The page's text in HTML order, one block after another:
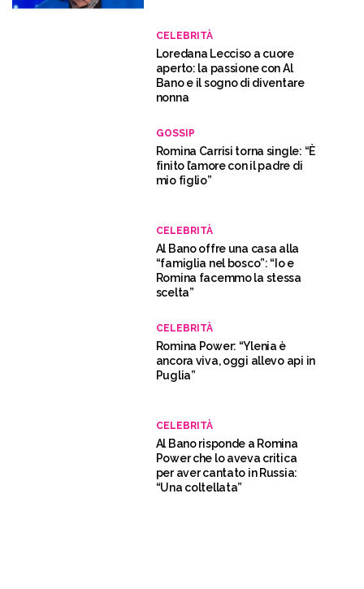
CELEBRITÀ
Loredana Lecciso a cuore
aperto: la passione con Al
Bano e il sogno di diventare
nonna
GOSSIP
Romina Carrisi torna single: “È
finito l’amore con il padre di
mio figlio”
CELEBRITÀ
Al Bano offre una casa alla
“famiglia nel bosco”: “Io e
Romina facemmo la stessa
scelta”
CELEBRITÀ
Romina Power: “Ylenia è
ancora viva, oggi allevo api in
Puglia”
CELEBRITÀ
Al Bano risponde a Romina
Power che lo aveva critica
per aver cantato in Russia:
“Una coltellata”